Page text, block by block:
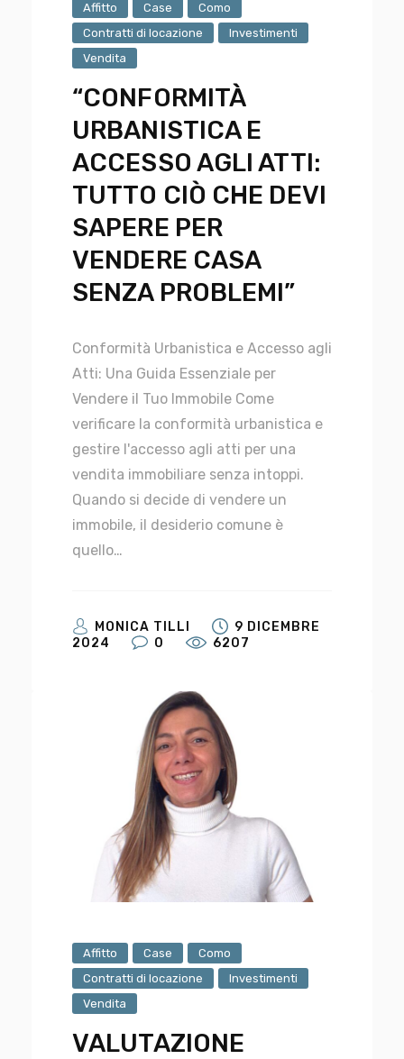
Affitto Case
Como
Contratti di locazione
Investimenti
Vendita
“CONFORMITÀ
URBANISTICA E
ACCESSO AGLI ATTI:
TUTTO CIÒ CHE DEVI
SAPERE PER
VENDERE CASA
SENZA PROBLEMI”
Conformità Urbanistica e Accesso agli
Atti: Una Guida Essenziale per
Vendere il Tuo Immobile Come
verificare la conformità urbanistica e
gestire l'accesso agli atti per una
vendita immobiliare senza intoppi.
Quando si decide di vendere un
immobile, il desiderio comune è
quello…
MONICA TILLI
9 DICEMBRE
2024
0 6207
Affitto Case
Como
Contratti di locazione
Investimenti
Vendita
VALUTAZIONE